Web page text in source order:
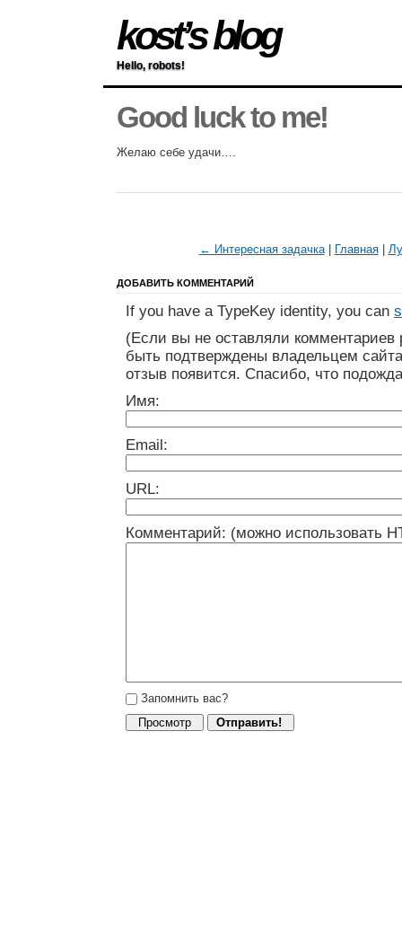
kost’s blog
Hello, robots!
Good luck to me!
Желаю себе удачи….
← Интересная задачка| Главная|
ДОБАВИТЬ КОММЕНТАРИЙ
If you have a TypeKey identity, you can
(Если вы не оставляли
быть подтверждены владельцем
отзыв появится. Спасибо, что
Имя:
Email:
URL:
Комментарий: (можно использовать
Запомнить вас?